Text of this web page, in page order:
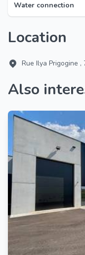
Water connection
Location
Rue Ilya Prigogine ,
Also